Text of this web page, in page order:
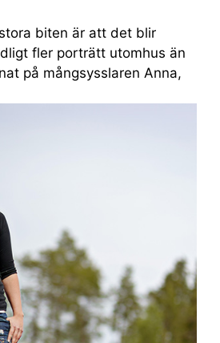
biten är att det blir
fler porträtt utomhus än
på mångsysslaren Anna,